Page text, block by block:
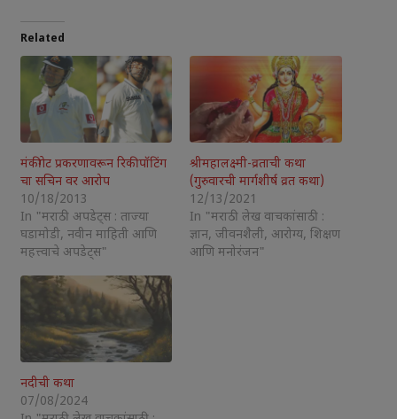
Related
मंकीगेट प्रकरणावरून रिकी पॉटिंग
चा सचिन वर आरोप
10/18/2013
In "मराठी अपडेट्स : ताज्या
घडामोडी, नवीन माहिती आणि
महत्त्वाचे अपडेट्स"
श्रीमहालक्ष्मी-व्रताची कथा
(गुरुवारची मार्गशीर्ष व्रत कथा)
12/13/2021
In "मराठी लेख वाचकांसाठी :
ज्ञान, जीवनशैली, आरोग्य, शिक्षण
आणि मनोरंजन"
नदीची कथा
07/08/2024